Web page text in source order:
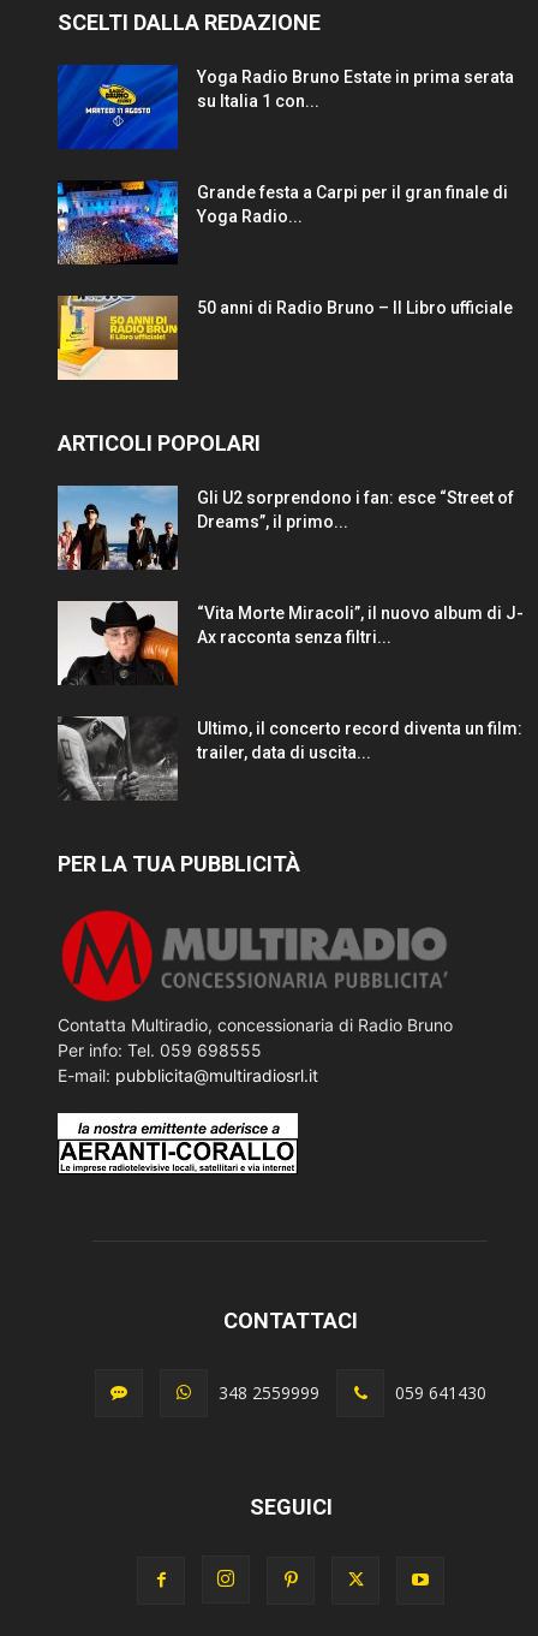
SCELTI DALLA REDAZIONE
Yoga Radio Bruno Estate in prima serata
su Italia 1 con...
Grande festa a Carpi per il gran finale di
Yoga Radio...
50 anni di Radio Bruno – Il Libro ufficiale
ARTICOLI POPOLARI
Gli U2 sorprendono i fan: esce “Street of
Dreams”, il primo...
“Vita Morte Miracoli”, il nuovo album di J-
Ax racconta senza filtri...
Ultimo, il concerto record diventa un film:
trailer, data di uscita...
PER LA TUA PUBBLICITÀ
Contatta Multiradio, concessionaria di Radio Bruno
Per info: Tel. 059 698555
E-mail: pubblicita@multiradiosrl.it
CONTATTACI
348 2559999 059 641430
SEGUICI